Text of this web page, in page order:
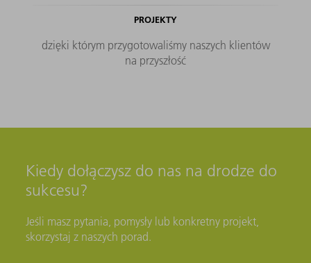
PROJEKTY
dzięki którym przygotowaliśmy naszych klientów
na przyszłość
Kiedy dołączysz do nas na drodze do
sukcesu?
Jeśli masz pytania, pomysły lub konkretny projekt,
skorzystaj z naszych porad.